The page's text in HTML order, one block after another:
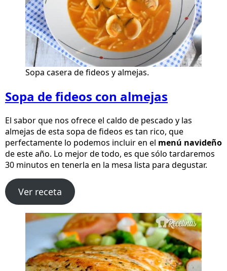
Sopa casera de fideos y almejas.
Sopa de fideos con almejas
El sabor que nos ofrece el caldo de pescado y las
almejas de esta sopa de fideos es tan rico, que
perfectamente lo podemos incluir en el menú navideño
de este año. Lo mejor de todo, es que sólo tardaremos
30 minutos en tenerla en la mesa lista para degustar.
Ver receta